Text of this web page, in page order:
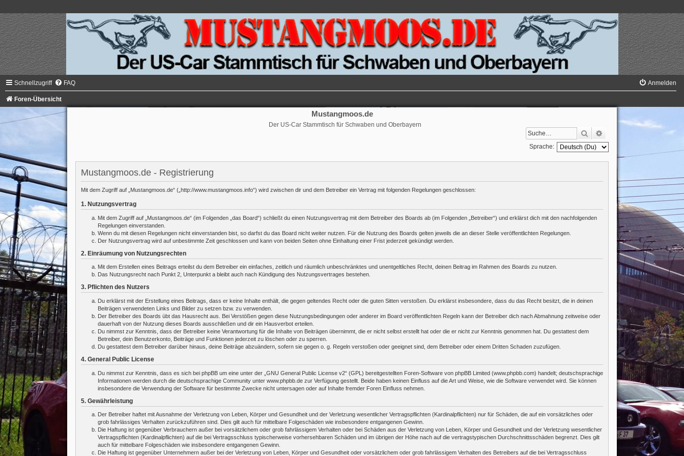
Schnellzugriff FAQ Anmelden
Foren-Übersicht
Mustangmoos.de
Der US-Car Stammtisch für Schwaben und Oberbayern
Suche
Sprache:
Mustangmoos.de - Registrierung
Mit dem Zugriff auf „Mustangmoos.de“ („http://www.mustangmoos.info“) wird zwischen dir und dem Betreiber ein Vertrag mit folgenden Regelungen geschlossen:
1. Nutzungsvertrag
Mit dem Zugriff auf „Mustangmoos.de“ (im Folgenden „das Board“) schließt du einen Nutzungsvertrag mit dem Betreiber des Boards ab (im Folgenden „Betreiber“) und erklärst dich mit den nachfolgenden
Regelungen einverstanden.
Wenn du mit diesen Regelungen nicht einverstanden bist, so darfst du das Board nicht weiter nutzen. Für die Nutzung des Boards gelten jeweils die an dieser Stelle veröffentlichten Regelungen.
Der Nutzungsvertrag wird auf unbestimmte Zeit geschlossen und kann von beiden Seiten ohne Einhaltung einer Frist jederzeit gekündigt werden.
2. Einräumung von Nutzungsrechten
Mit dem Erstellen eines Beitrags erteilst du dem Betreiber ein einfaches, zeitlich und räumlich unbeschränktes und unentgeltliches Recht, deinen Beitrag im Rahmen des Boards zu nutzen.
Das Nutzungsrecht nach Punkt 2, Unterpunkt a bleibt auch nach Kündigung des Nutzungsvertrages bestehen.
3. Pflichten des Nutzers
Du erklärst mit der Erstellung eines Beitrags, dass er keine Inhalte enthält, die gegen geltendes Recht oder die guten Sitten verstoßen. Du erklärst insbesondere, dass du das Recht besitzt, die in deinen
Beiträgen verwendeten Links und Bilder zu setzen bzw. zu verwenden.
Der Betreiber des Boards übt das Hausrecht aus. Bei Verstößen gegen diese Nutzungsbedingungen oder anderer im Board veröffentlichten Regeln kann der Betreiber dich nach Abmahnung zeitweise oder
dauerhaft von der Nutzung dieses Boards ausschließen und dir ein Hausverbot erteilen.
Du nimmst zur Kenntnis, dass der Betreiber keine Verantwortung für die Inhalte von Beiträgen übernimmt, die er nicht selbst erstellt hat oder die er nicht zur Kenntnis genommen hat. Du gestattest dem
Betreiber, dein Benutzerkonto, Beiträge und Funktionen jederzeit zu löschen oder zu sperren.
Du gestattest dem Betreiber darüber hinaus, deine Beiträge abzuändern, sofern sie gegen o. g. Regeln verstoßen oder geeignet sind, dem Betreiber oder einem Dritten Schaden zuzufügen.
4. General Public License
Du nimmst zur Kenntnis, dass es sich bei phpBB um eine unter der „ GNU General Public License v2“ (GPL) bereitgestellten Foren-Software von phpBB Limited (www.phpbb.com) handelt; deutschsprachige
Informationen werden durch die deutschsprachige Community unter www.phpbb.de zur Verfügung gestellt. Beide haben keinen Einfluss auf die Art und Weise, wie die Software verwendet wird. Sie können
insbesondere die Verwendung der Software für bestimmte Zwecke nicht untersagen oder auf Inhalte fremder Foren Einfluss nehmen.
5. Gewährleistung
Der Betreiber haftet mit Ausnahme der Verletzung von Leben, Körper und Gesundheit und der Verletzung wesentlicher Vertragspflichten (Kardinalpflichten) nur für Schäden, die auf ein vorsätzliches oder
grob fahrlässiges Verhalten zurückzuführen sind. Dies gilt auch für mittelbare Folgeschäden wie insbesondere entgangenen Gewinn.
Die Haftung ist gegenüber Verbrauchern außer bei vorsätzlichem oder grob fahrlässigem Verhalten oder bei Schäden aus der Verletzung von Leben, Körper und Gesundheit und der Verletzung wesentlicher
Vertragspflichten (Kardinalpflichten) auf die bei Vertragsschluss typischerweise vorhersehbaren Schäden und im übrigen der Höhe nach auf die vertragstypischen Durchschnittsschäden begrenzt. Dies gilt
auch für mittelbare Folgeschäden wie insbesondere entgangenen Gewinn.
Die Haftung ist gegenüber Unternehmern außer bei der Verletzung von Leben, Körper und Gesundheit oder vorsätzlichem oder grob fahrlässigem Verhalten des Betreibers auf die bei Vertragsschluss